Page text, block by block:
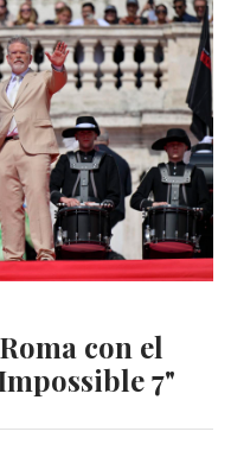
con el
7"